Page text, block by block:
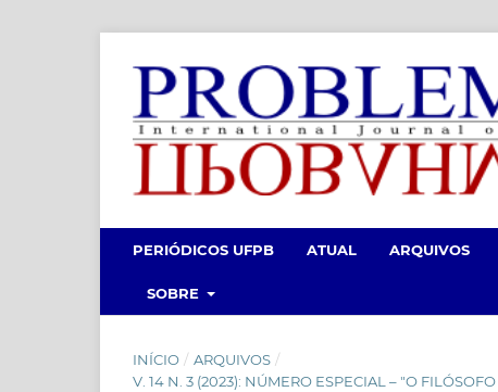
PERIÓDICOS UFPB ATUAL ARQUIVOS
SOBRE
INÍCIO / ARQUIVOS /
V. 14 N. 3 (2023): NÚMERO ESPECIAL – "O